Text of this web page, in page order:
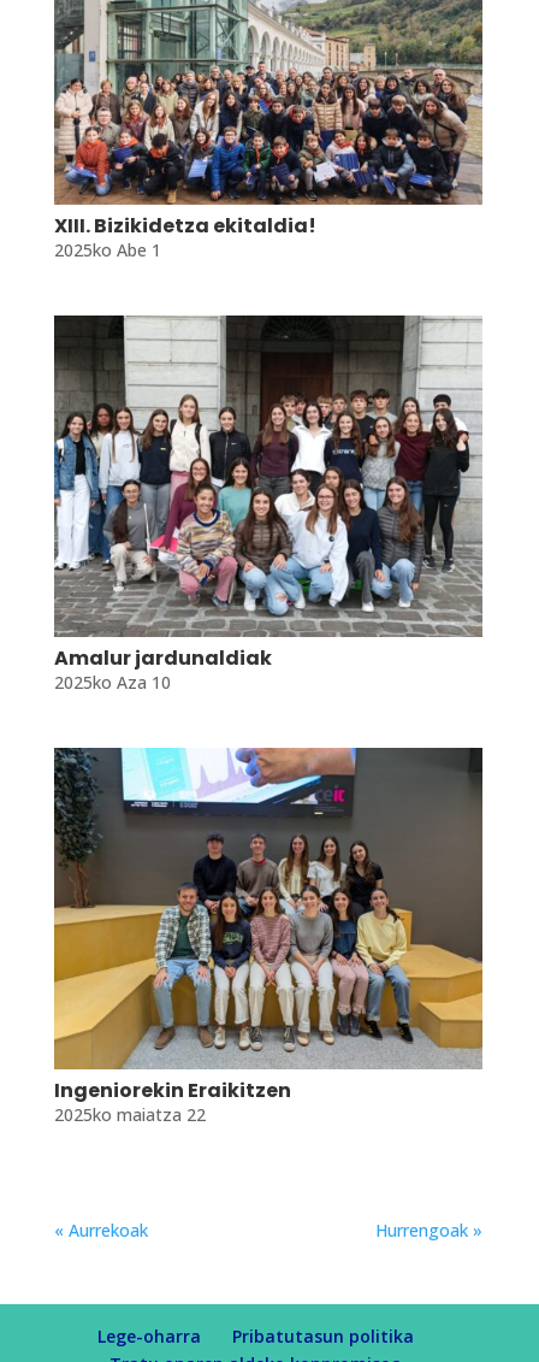
XIII. Bizikidetza ekitaldia!
2025ko Abe 1
Amalur jardunaldiak
2025ko Aza 10
Ingeniorekin Eraikitzen
2025ko maiatza 22
« Aurrekoak Hurrengoak »
Lege-oharra
Pribatutasun politika